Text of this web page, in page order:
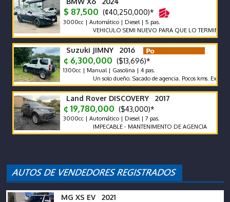
$ 87,500 (¢40,250,000)*
3000cc | Automático | Diesel | 5 pas.
VEHICULO SEMI NUEVO PARA QUE LO TERMINE DE
Suzuki JIMNY 2016
¢ 6,300,000 ($13,696)*
1300cc | Manual | Gasolina | 4 pas.
Un solo dueño. Sacado de agencia. Pocos kms. Excelentes
Land Rover DISCOVERY 2017
¢ 19,780,000 ($43,000)*
3000cc | Automático | Diesel | 7 pas.
IMPECABLE - MANTENIMENTO DE AGENCIA
MG XS EV 2021